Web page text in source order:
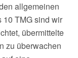
allgemeinen
10 TMG sind wir
übermittelte
zu überwachen